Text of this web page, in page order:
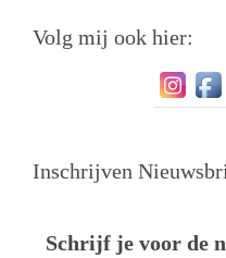
Volg mij ook hier:
Inschrijven
Schrijf je voor de